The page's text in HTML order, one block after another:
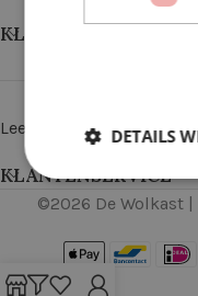
KLANTEN VERTELLEN
Lees alle reviews
KLANTENSERVICE
©2026 De Wolkast
DETAILS